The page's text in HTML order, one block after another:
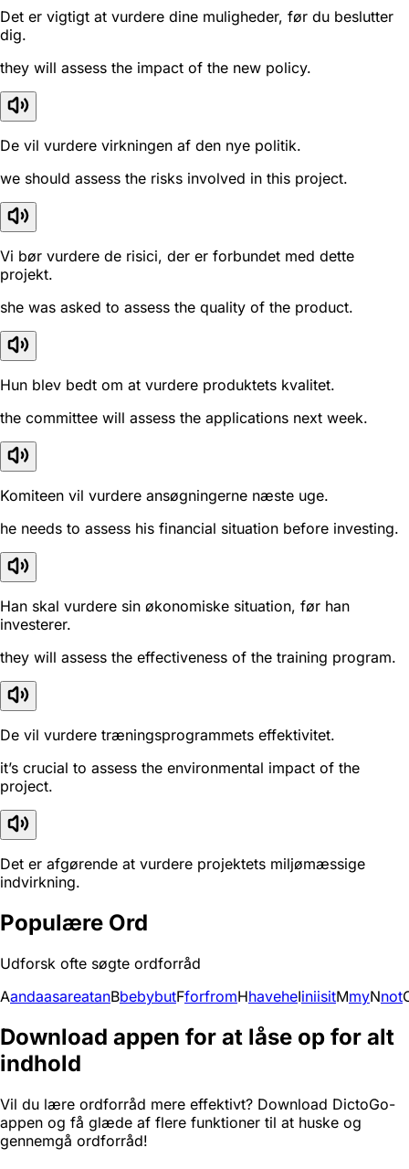
Det er vigtigt at vurdere dine muligheder, før du beslutter
dig.
they will assess the impact of the new policy.
De vil vurdere virkningen af den nye politik.
we should assess the risks involved in this project.
Vi bør vurdere de risici, der er forbundet med dette
projekt.
she was asked to assess the quality of the product.
Hun blev bedt om at vurdere produktets kvalitet.
the committee will assess the applications next week.
Komiteen vil vurdere ansøgningerne næste uge.
he needs to assess his financial situation before investing.
Han skal vurdere sin økonomiske situation, før han
investerer.
they will assess the effectiveness of the training program.
De vil vurdere træningsprogrammets effektivitet.
it’s crucial to assess the environmental impact of the
project.
Det er afgørende at vurdere projektets miljømæssige
indvirkning.
Populære Ord
Udforsk ofte søgte ordforråd
AandaasareatanBbebybutFforfromHhaveheIiniisitMmyNnot
Download appen for at låse op for alt
indhold
Vil du lære ordforråd mere effektivt? Download DictoGo-
appen og få glæde af flere funktioner til at huske og
gennemgå ordforråd!